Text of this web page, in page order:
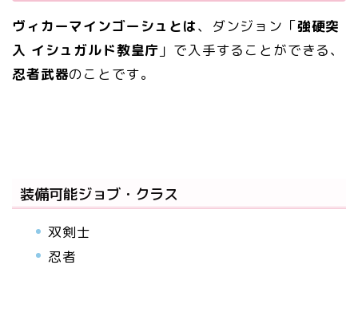
ヴィカーマインゴーシュとは、ダンジョン「強硬突
入 イシュガルド教皇庁 」で入手することができる、
忍者武器のことです。
装備可能ジョブ・クラス
双剣士
忍者